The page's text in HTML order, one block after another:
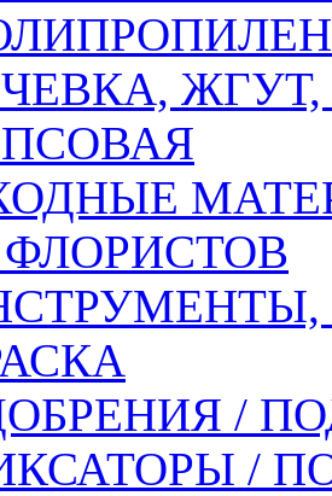
/
/